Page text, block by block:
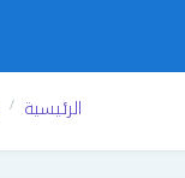
الرئيسية